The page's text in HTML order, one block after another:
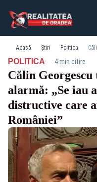
Acasă Știri Politica
POLITICA· 4 min citire
Călin Georgescu
alarmă: „Se iau
distructive care
României”